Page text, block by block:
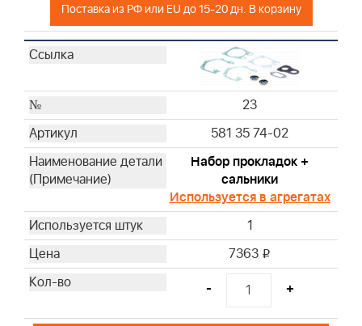
Поставка из РФ или EU до 15-20 дн. В корзину
23
581 35 74-02
Набор прокладок +
сальники
Используется в агрегатах
1
7363 i
- +